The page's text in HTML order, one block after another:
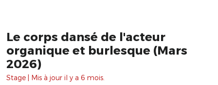
Le corps dansé de l'acteur
organique et burlesque (Mars
2026)
Stage | Mis à jour il y a 6 mois.